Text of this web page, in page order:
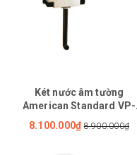
Két nước âm tường
American Standard VP-
G30042
8.100.000₫ 8.900.000₫